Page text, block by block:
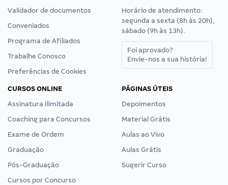
Validador de documentos
Conveniados
Programa de Afiliados
Trabalhe Conosco
Preferências de Cookies
Horário de atendimento:
segunda a sexta (8h às 20h),
sábado (9h às 13h).
Foi aprovado?
Envie-nos a sua história!
CURSOS ONLINE
Assinatura Ilimitada
Coaching para Concursos
Exame de Ordem
Graduação
Pós-Graduação
Cursos por Concurso
PÁGINAS ÚTEIS
Depoimentos
Material Grátis
Aulas ao Vivo
Aulas Grátis
Sugerir Curso